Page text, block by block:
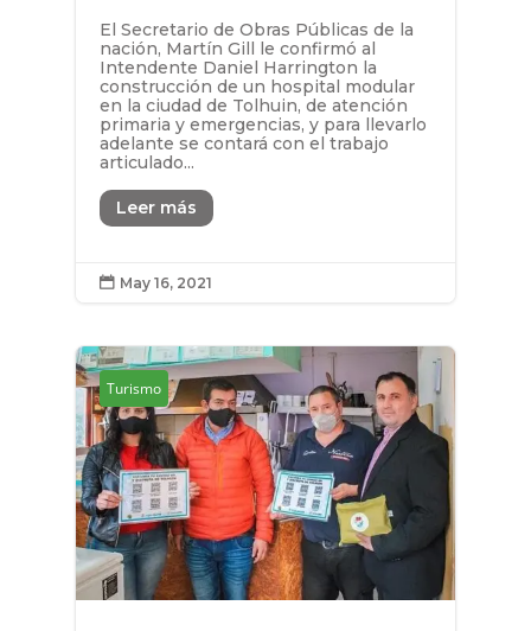
El Secretario de Obras Públicas de la
nación, Martín Gill le confirmó al
Intendente Daniel Harrington la
construcción de un hospital modular
en la ciudad de Tolhuin, de atención
primaria y emergencias, y para llevarlo
adelante se contará con el trabajo
articulado...
Leer más
 May 16, 2021
Turismo